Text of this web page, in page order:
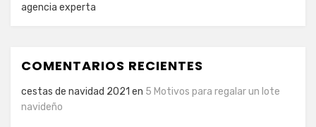
agencia experta
COMENTARIOS RECIENTES
cestas de navidad 2021 en 5 Motivos para regalar un lote
navideño